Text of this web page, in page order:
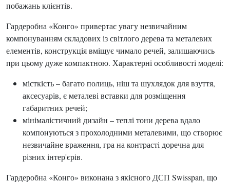
побажань клієнтів.
Гардеробна «Конго» привертає увагу незвичайним
компонуванням складових із світлого дерева та металевих
елементів, конструкція вміщує чимало речей, залишаючись
при цьому дуже компактною. Характерні особливості моделі:
місткість – багато полиць, ніш та шухлядок для взуття,
аксесуарів, є металеві вставки для розміщення
габаритних речей;
мінімалістичний дизайн – теплі тони дерева вдало
компонуються з прохолодними металевими, що створює
незвичайне враження, гра на контрасті доречна для
різних інтер'єрів.
Гардеробна «Конго» виконана з якісного ДСП Swisspan, що